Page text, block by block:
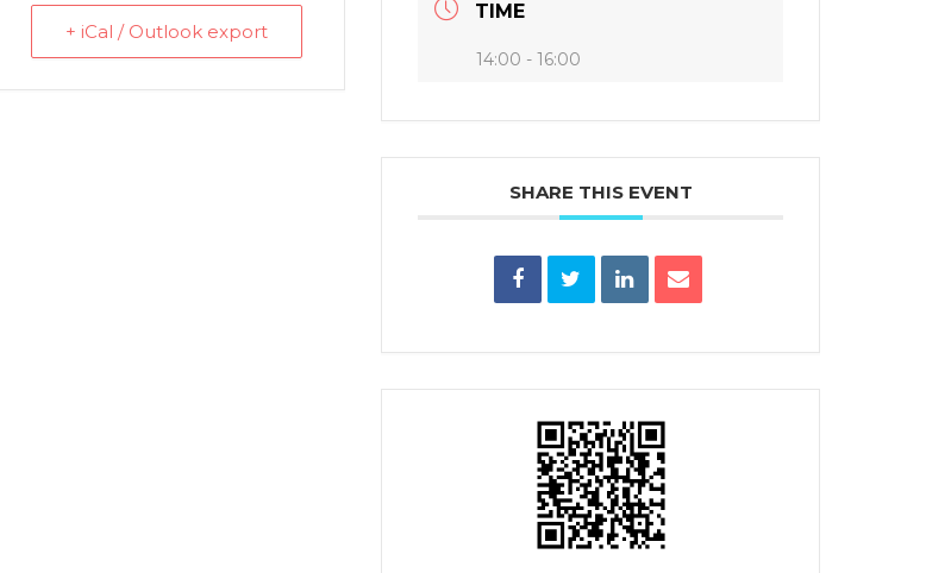
+ iCal / Outlook export
TIME
14:00 - 16:00
SHARE THIS EVENT